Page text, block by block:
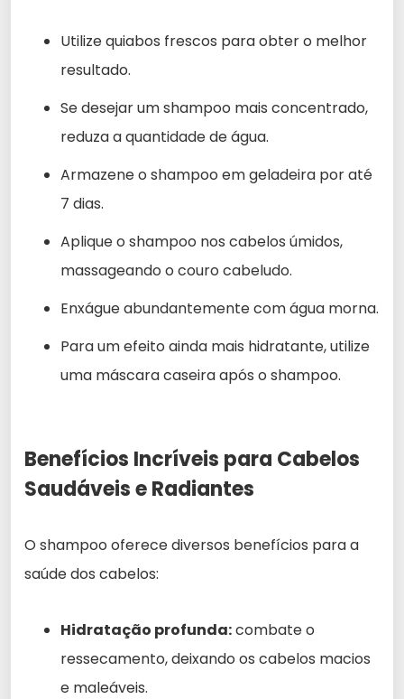
Utilize quiabos frescos para obter o melhor
resultado.
Se desejar um shampoo mais concentrado,
reduza a quantidade de água.
Armazene o shampoo em geladeira por até
7 dias.
Aplique o shampoo nos cabelos úmidos,
massageando o couro cabeludo.
Enxágue abundantemente com água morna.
Para um efeito ainda mais hidratante, utilize
uma máscara caseira após o shampoo.
Benefícios Incríveis para Cabelos
Saudáveis e Radiantes
O shampoo oferece diversos benefícios para a
saúde dos cabelos:
Hidratação profunda:combate o
ressecamento, deixando os cabelos macios
e maleáveis.